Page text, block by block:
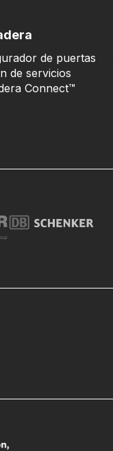
de puertas
de servicios
Connect™